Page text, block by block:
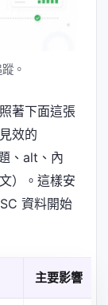
。
著下面這張
效的
、alt、內
）。這樣安
資料開始
主要影響